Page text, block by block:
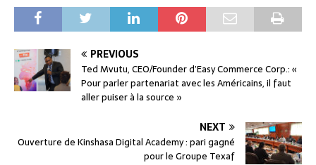
PREVIOUS
Ted Mvutu, CEO/Founder d’Easy Commerce Corp.: «
Pour parler partenariat avec les Américains, il faut
aller puiser à la source »
NEXT
Ouverture de Kinshasa Digital Academy : pari gagné
pour le Groupe Texaf